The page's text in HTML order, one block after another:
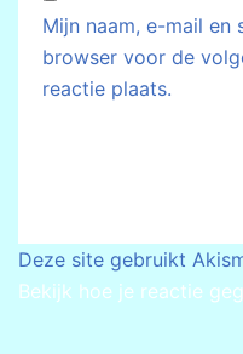
Mijn naam, e-mail en
browser voor de
reactie plaats.
Deze site gebruikt
Bekijk hoe je reactie